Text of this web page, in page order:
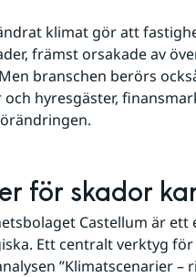
klimat gör att
främst orsakade av
branschen berörs
och hyresgäster,
för skador
Castellum är
Ett centralt verktyg
”Klimatscenarier –